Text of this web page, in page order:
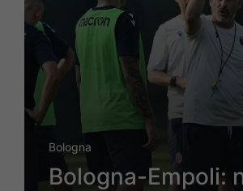
Bologna
Bologna-Empoli: